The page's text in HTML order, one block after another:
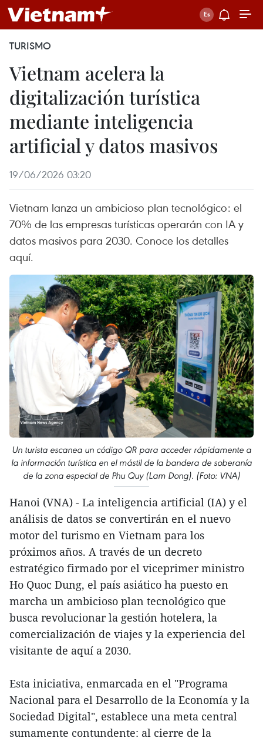
TURISMO
Vietnam acelera la
digitalización turística
mediante inteligencia
artificial y datos masivos
19/06/2026 03:20
Vietnam lanza un ambicioso plan tecnológico: el
70% de las empresas turísticas operarán con IA y
datos masivos para 2030. Conoce los detalles
aquí.
Un turista escanea un código QR para acceder rápidamente a
la información turística en el mástil de la bandera de soberanía
de la zona especial de Phu Quy (Lam Dong). (Foto: VNA)
Hanoi (VNA) - La inteligencia artificial (IA) y el
análisis de datos se convertirán en el nuevo
motor del turismo en Vietnam para los
próximos años. A través de un decreto
estratégico firmado por el viceprimer ministro
Ho Quoc Dung, el país asiático ha puesto en
marcha un ambicioso plan tecnológico que
busca revolucionar la gestión hotelera, la
comercialización de viajes y la experiencia del
visitante de aquí a 2030.
Esta iniciativa, enmarcada en el "Programa
Nacional para el Desarrollo de la Economía y la
Sociedad Digital", establece una meta central
sumamente contundente: al cierre de la